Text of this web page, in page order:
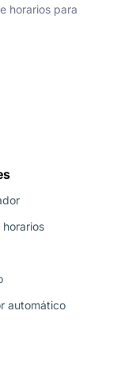
horarios para
horarios
automático